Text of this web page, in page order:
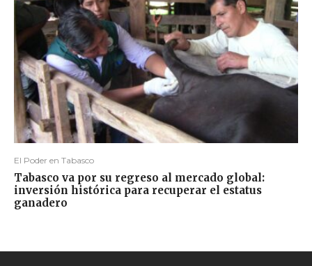
El Poder en Tabasco
Tabasco va por su regreso al mercado global:
inversión histórica para recuperar el estatus
ganadero